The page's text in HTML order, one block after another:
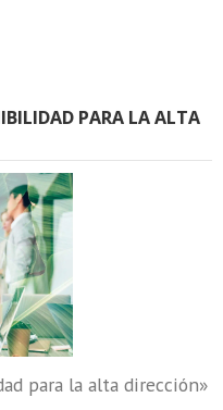
PARA LA ALTA
para la alta dirección»